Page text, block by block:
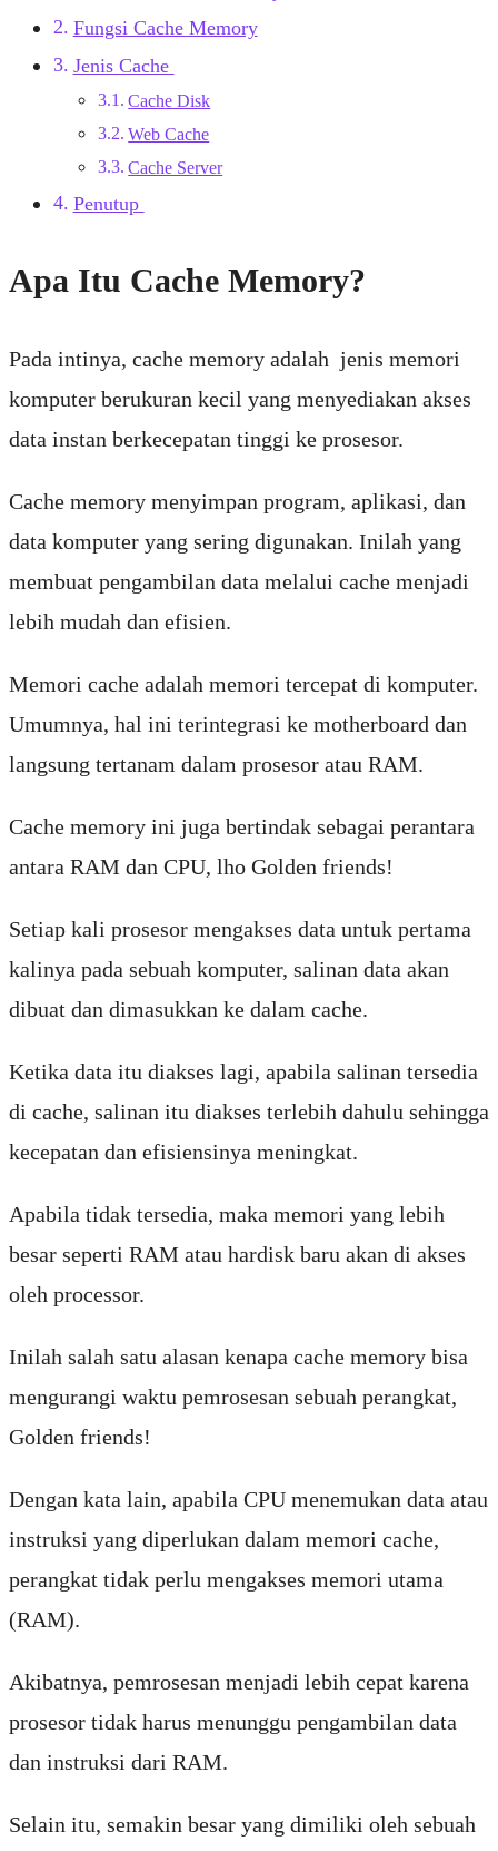
Fungsi Cache Memory
Jenis Cache
Cache Disk
Web Cache
Cache Server
Penutup
Apa Itu Cache Memory?
Pada intinya, cache memory adalah jenis memori
komputer berukuran kecil yang menyediakan akses
data instan berkecepatan tinggi ke prosesor.
Cache memory menyimpan program, aplikasi, dan
data komputer yang sering digunakan. Inilah yang
membuat pengambilan data melalui cache menjadi
lebih mudah dan efisien.
Memori cache adalah memori tercepat di komputer.
Umumnya, hal ini terintegrasi ke motherboard dan
langsung tertanam dalam prosesor atau RAM.
Cache memory ini juga bertindak sebagai perantara
antara RAM dan CPU, lho Golden friends!
Setiap kali prosesor mengakses data untuk pertama
kalinya pada sebuah komputer, salinan data akan
dibuat dan dimasukkan ke dalam cache.
Ketika data itu diakses lagi, apabila salinan tersedia
di cache, salinan itu diakses terlebih dahulu sehingga
kecepatan dan efisiensinya meningkat.
Apabila tidak tersedia, maka memori yang lebih
besar seperti RAM atau hardisk baru akan di akses
oleh processor.
Inilah salah satu alasan kenapa cache memory bisa
mengurangi waktu pemrosesan sebuah perangkat,
Golden friends!
Dengan kata lain, apabila CPU menemukan data atau
instruksi yang diperlukan dalam memori cache,
perangkat tidak perlu mengakses memori utama
(RAM).
Akibatnya, pemrosesan menjadi lebih cepat karena
prosesor tidak harus menunggu pengambilan data
dan instruksi dari RAM.
Selain itu, semakin besar yang dimiliki oleh sebuah